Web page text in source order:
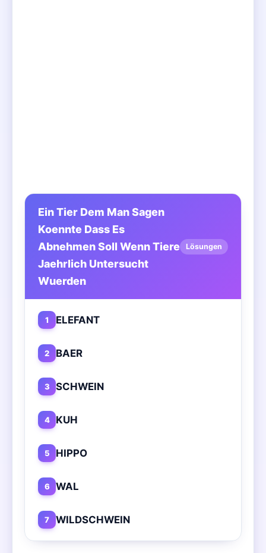
Ein Tier Dem Man Sagen
Koennte Dass Es
Abnehmen Soll Wenn Tiere
Jaehrlich Untersucht
Wuerden
Lösungen
1 ELEFANT
2 BAER
3 SCHWEIN
4 KUH
5 HIPPO
6 WAL
7 WILDSCHWEIN